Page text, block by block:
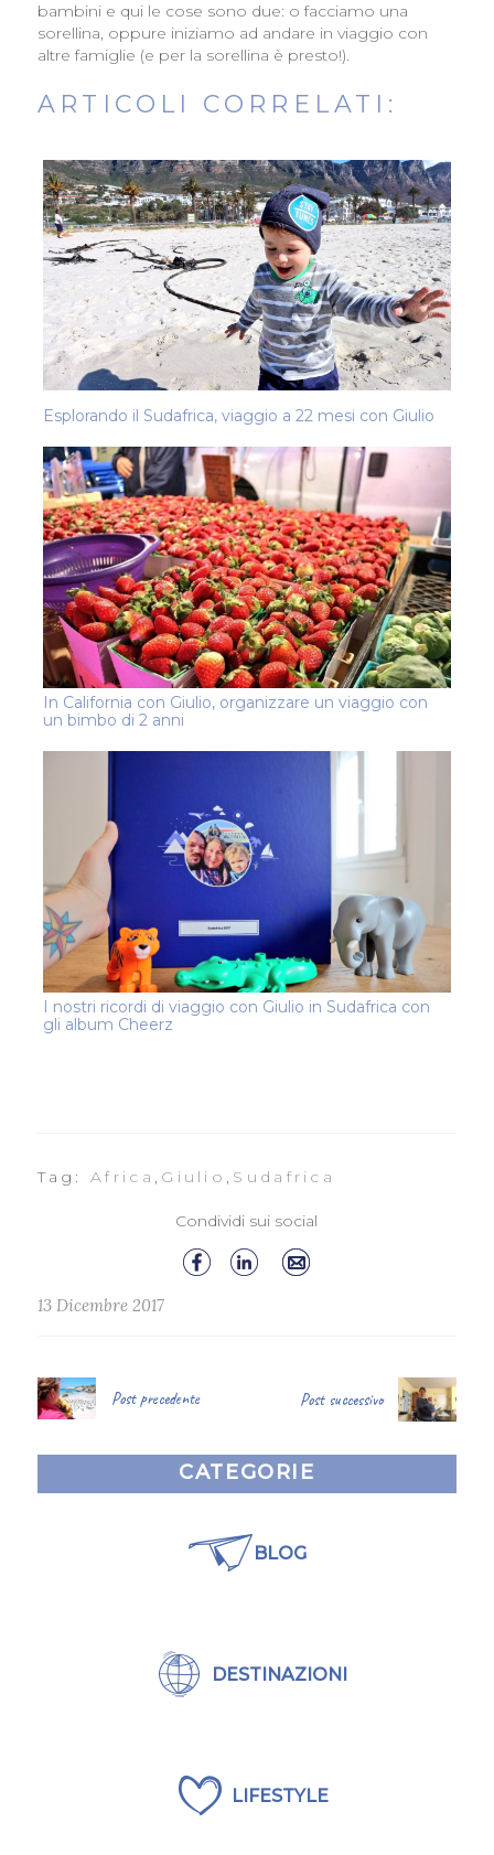
bambini e qui le cose sono due: o facciamo una
sorellina, oppure iniziamo ad andare in viaggio con
altre famiglie (e per la sorellina è presto!).
ARTICOLI CORRELATI:
Esplorando il Sudafrica, viaggio a 22 mesi con Giulio
In California con Giulio, organizzare un viaggio con
un bimbo di 2 anni
I nostri ricordi di viaggio con Giulio in Sudafrica con
gli album Cheerz
Tag:Africa , Giulio , Sudafrica
Condividi sui social
13 Dicembre 2017
Post precedente Post successivo
CATEGORIE
BLOG
DESTINAZIONI
LIFESTYLE